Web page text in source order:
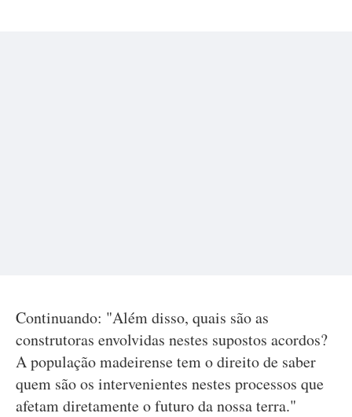
Continuando: "Além disso, quais são as
construtoras envolvidas nestes supostos acordos?
A população madeirense tem o direito de saber
quem são os intervenientes nestes processos que
afetam diretamente o futuro da nossa terra."